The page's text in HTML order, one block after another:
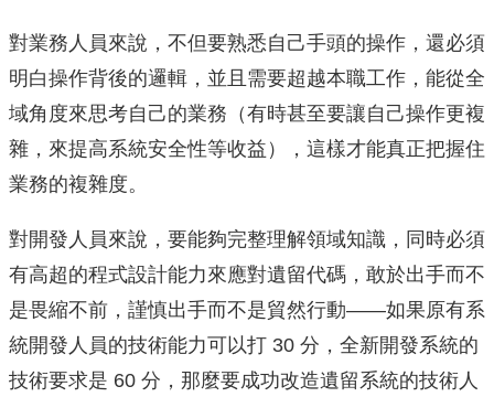
對業務人員來說，不但要熟悉自己手頭的操作，還必須
明白操作背後的邏輯，並且需要超越本職工作，能從全
域角度來思考自己的業務（有時甚至要讓自己操作更複
雜，來提高系統安全性等收益），這樣才能真正把握住
業務的複雜度。
對開發人員來說，要能夠完整理解領域知識，同時必須
有高超的程式設計能力來應對遺留代碼，敢於出手而不
是畏縮不前，謹慎出手而不是貿然行動——如果原有系
統開發人員的技術能力可以打 30 分，全新開發系統的
技術要求是 60 分，那麼要成功改造遺留系統的技術人